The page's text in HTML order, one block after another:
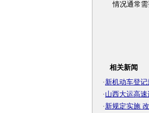
情况通常需
相关新闻
· 新机动车登
· 山西大运高
· 新规定实施